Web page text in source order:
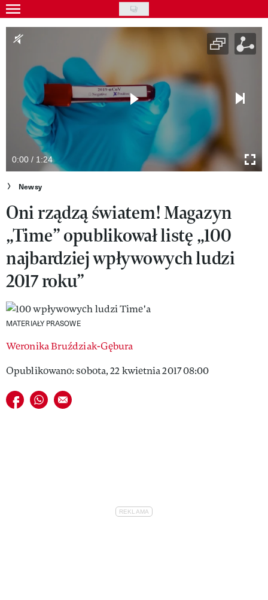
Skip
to
main
Gwiazdy
Moda
Uroda
Styl życia
Kultura
Wideo
Nasze akcje
VIVA!ART
VIVA!MODA
VIVA!LIFESTYLE
VIVA!MAN
0:00 / 1:24
Newsy
Oni rządzą światem! Magazyn
„Time” opublikował listę „100
najbardziej wpływowych ludzi
2017 roku”
MATERIAŁY PRASOWE
Weronika Bruździak-Gębura
Opublikowano: sobota, 22 kwietnia 2017 08:00
Udostępnij na facebook
Udostępnij na whatsapp
E-mail do przyjaciela